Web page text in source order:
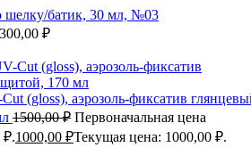
шелку/батик, 30 мл, №03
300,00 ₽
(gloss), аэрозоль-фиксатив
1500,00₽ Первоначальная цена
₽.1000,00 ₽Текущая цена: 1000,00 ₽.